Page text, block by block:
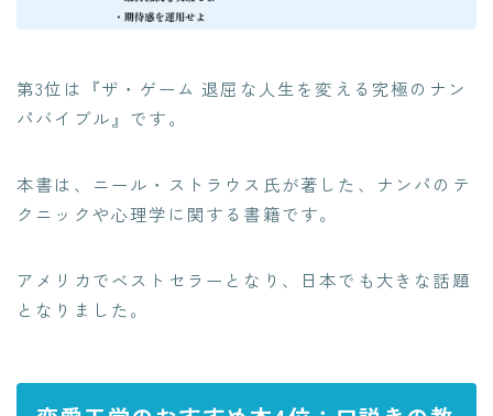
第3位は『ザ・ゲーム 退屈な人生を変える究極のナン
パバイブル』です。
本書は、ニール・ストラウス氏が著した、ナンパのテ
クニックや心理学に関する書籍です。
アメリカでベストセラーとなり、日本でも大きな話題
となりました。